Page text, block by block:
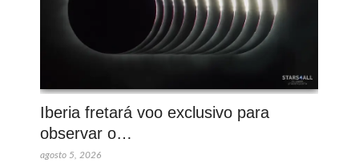
Iberia fretará voo exclusivo para
observar o…
agosto 5, 2026